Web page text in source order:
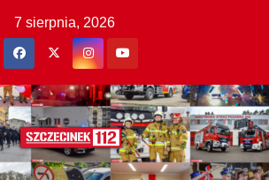
7 sierpnia, 2026